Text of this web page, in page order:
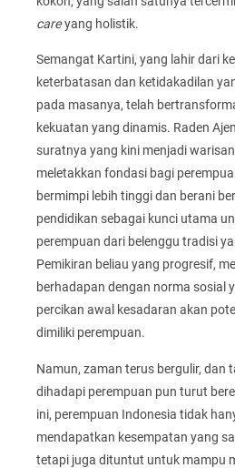
careyang holistik.
Semangat Kartini, yang lahir dari
keterbatasan dan ketidakadilan
pada masanya, telah
kekuatan yang dinamis. Raden
suratnya yang kini menjadi
meletakkan fondasi bagi
bermimpi lebih tinggi dan berani
pendidikan sebagai kunci utama
perempuan dari belenggu tradisi
Pemikiran beliau yang progresif,
berhadapan dengan norma sosial
percikan awal kesadaran akan
dimiliki perempuan.
Namun, zaman terus bergulir, dan
dihadapi perempuan pun turut
ini, perempuan Indonesia tidak
mendapatkan kesempatan yang
tetapi juga dituntut untuk mampu